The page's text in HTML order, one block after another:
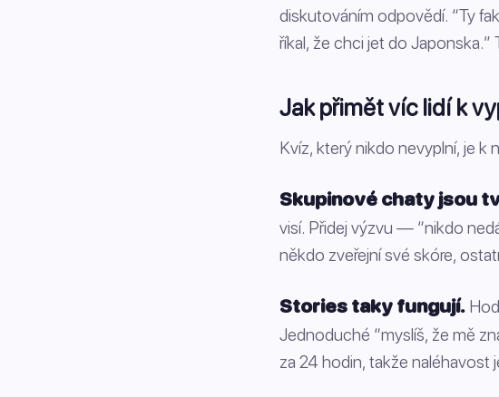
diskutováním odpovědí. “Ty
říkal, že chci jet do
Jak přimět víc lidí k
Kvíz, který nikdo nevyplní, je k
Skupinové chaty jsou
visí. Přidej výzvu — “nikdo
někdo zveřejní své skóre,
Stories taky fungují.
Jednoduché “myslíš, že mě
za 24 hodin, takže naléhavost